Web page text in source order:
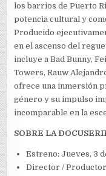
los barrios de Puerto
potencia cultural y
Producido
en el ascenso del
incluye a Bad Bunny,
Towers, Rauw
ofrece una inmersión
género y su impulso
incomparable en la
SOBRE LA
Estreno: Jueves, 3
Director /